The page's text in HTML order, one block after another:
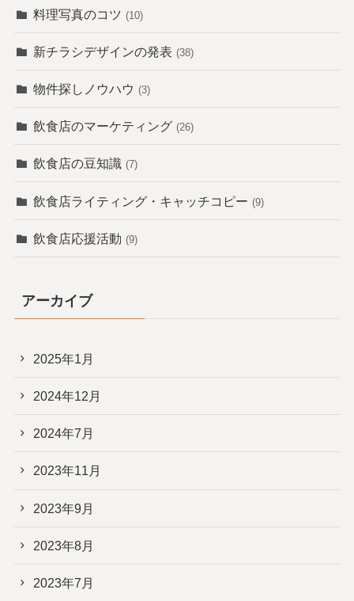
料理写真のコツ (10)
新チラシデザインの発表 (38)
物件探しノウハウ (3)
飲食店のマーケティング (26)
飲食店の豆知識 (7)
飲食店ライティング・キャッチコピー (9)
飲食店応援活動 (9)
アーカイブ
2025年1月
2024年12月
2024年7月
2023年11月
2023年9月
2023年8月
2023年7月